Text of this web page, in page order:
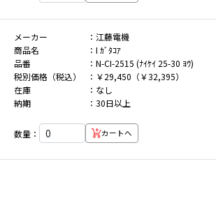
メーカー
江藤電機
商品名
I ｶﾞﾀｺｱ
品番
N-CI-2515 (ﾅｲｹｲ 25-30 ﾖｳ)
税別価格（税込）
￥29,450（￥32,395）
在庫
なし
納期
30日以上
数量： カートへ